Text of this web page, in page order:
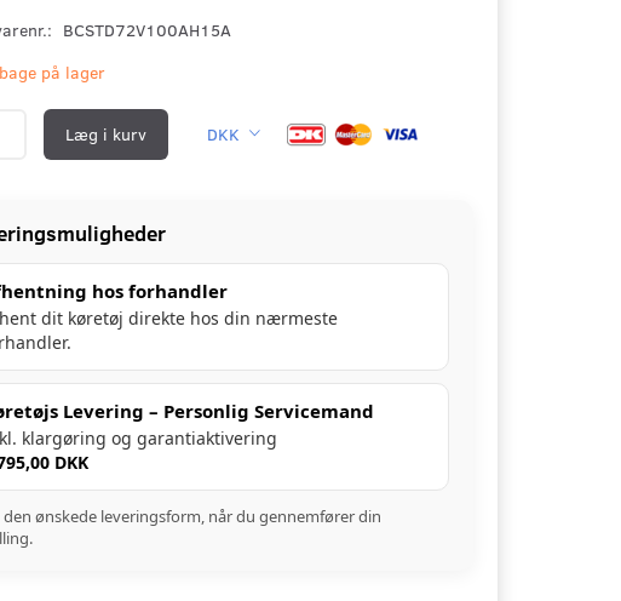
BCSTD72V100AH15A
på lager
Læg i kurv DKK
hos forhandler
dit køretøj direkte hos din nærmeste
Levering – Personlig Servicemand
klargøring og garantiaktivering
DKK
ønskede leveringsform, når du gennemfører din